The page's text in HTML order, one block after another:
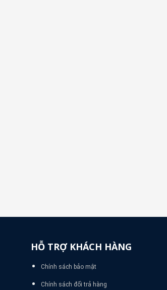
HỖ TRỢ KHÁCH HÀNG
Chính sách bảo mật
Chính sách đổi trả hàng